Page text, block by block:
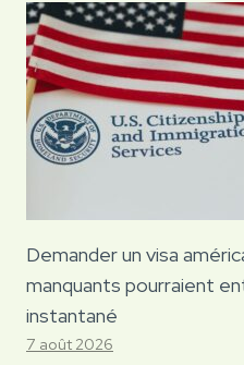
Demander un visa
manquants pourraient
instantané
7 août 2026